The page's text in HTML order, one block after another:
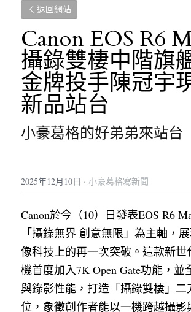
返回網站
Canon EOS R6
攝錄雙棲中階旗
金牌投手陳冠宇
新品站台
小豪葛格的好弟弟來站台
2025年12月10日 · 小豪葛格寫新聞
Canon於今（10）日發表EOS R6
「攝錄無界 創意無限」為主軸，
像科技上的再一次突破。這款新世
機首度加入7K Open Gate功能，並
與錄影性能，打造「攝錄雙棲」二
位，象徵創作者能以一機跨越攝影